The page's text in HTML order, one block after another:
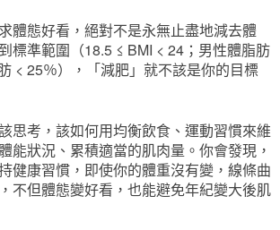
體態好看，絕對不是永無止盡地減去體
標準範圍（18.5 ≤ BMI < 24；男性體脂肪
< 25％），「減肥」就不該是你的目標
思考，該如何用均衡飲食、運動習慣來維
能狀況、累積適當的肌肉量。你會發現，
健康習慣，即使你的體重沒有變，線條曲
不但體態變好看，也能避免年紀變大後肌